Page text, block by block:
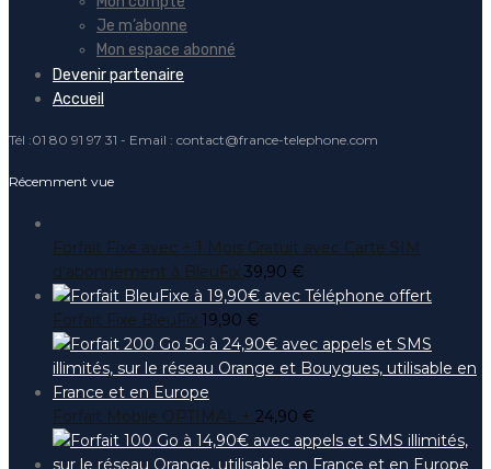
Je m’abonne
Mon espace abonné
Devenir partenaire
Accueil
Tél :01 80 91 97 31 - Email : contact@france-telephone.com
Récemment vue
Forfait Fixe avec + 1 Mois Gratuit avec Carte SIM
d'abonnement à BleuFix 39,90 €
Forfait Fixe BleuFix 19,90 €
Forfait Mobile OPTIMAL + 24,90 €